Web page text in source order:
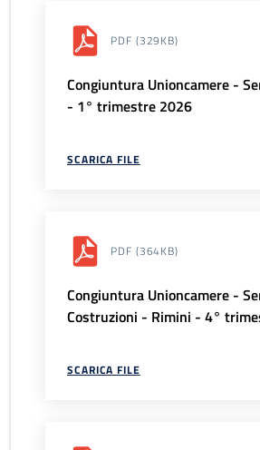
PDF (329KB)
Congiuntura Unioncamere -
- 1° trimestre 2026
SCARICA FILE
PDF (364KB)
Congiuntura Unioncamere -
Costruzioni - Rimini - 4°
SCARICA FILE